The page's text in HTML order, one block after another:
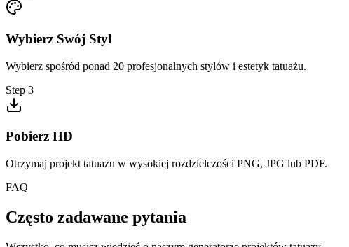
Wybierz Swój Styl
Wybierz spośród ponad 20 profesjonalnych stylów i estetyk tatuażu.
Step 3
Pobierz HD
Otrzymaj projekt tatuażu w wysokiej rozdzielczości PNG, JPG lub PDF.
FAQ
Często zadawane pytania